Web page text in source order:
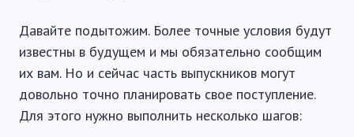
Давайте подытожим. Более точные условия будут
известны в будущем и мы обязательно сообщим
их вам. Но и сейчас часть выпускников могут
довольно точно планировать свое поступление.
Для этого нужно выполнить несколько шагов: